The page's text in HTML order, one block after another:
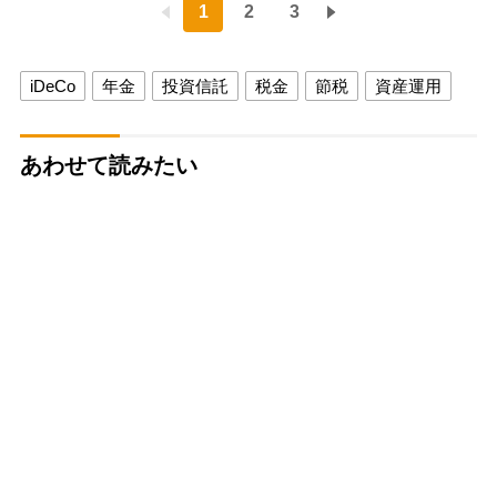
1 2 3
iDeCo 年金 投資信託 税金 節税 資産運用
あわせて読みたい